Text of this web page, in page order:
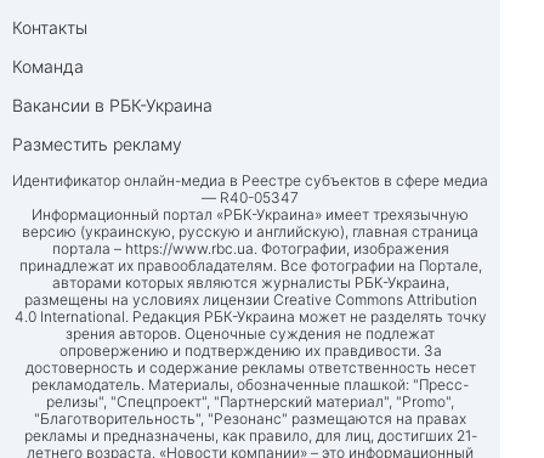
Контакты
Команда
Вакансии в РБК-Украина
Разместить рекламу
Идентификатор онлайн-медиа в Реестре субъектов в сфере медиа
— R40-05347
Информационный портал «РБК-Украина» имеет трехязычную
версию (украинскую, русскую и английскую), главная страница
портала – https://www.rbc.ua. Фотографии, изображения
принадлежат их правообладателям. Все фотографии на Портале,
авторами которых являются журналисты РБК-Украина,
размещены на условиях лицензии Creative Commons Attribution
4.0 International. Редакция РБК-Украина может не разделять точку
зрения авторов. Оценочные суждения не подлежат
опровержению и подтверждению их правдивости. За
достоверность и содержание рекламы ответственность несет
рекламодатель. Материалы, обозначенные плашкой: "Пресс-
релизы", "Спецпроект", "Партнерский материал", "Promo",
"Благотворительность", "Резонанс" размещаются на правах
рекламы и предназначены, как правило, для лиц, достигших 21-
летнего возраста. «Новости компании» – это информационный